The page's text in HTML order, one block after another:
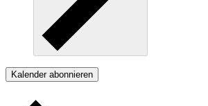
Kalender abonnieren